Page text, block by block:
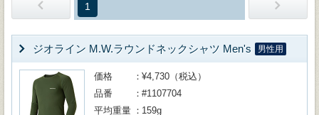
1
ジオライン M.W.ラウンドネックシャツ Men's 男性用
価格
¥4,730（税込）
品番
#1107704
平均重量
159g